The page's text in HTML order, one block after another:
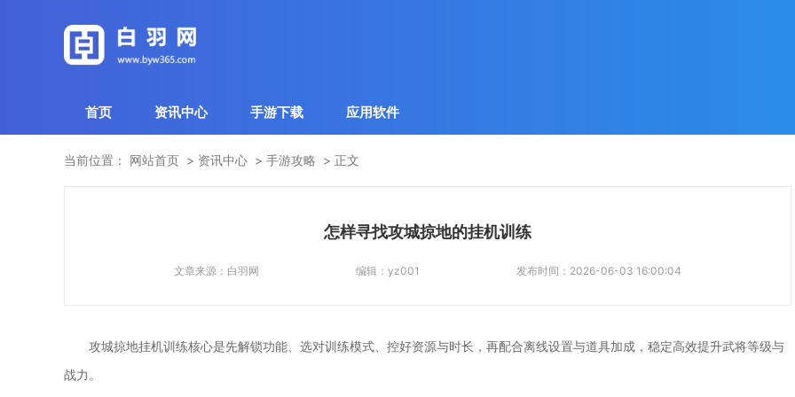
首页 资讯中心 手游下载 应用软件
当前位置： 网站首页 资讯中心 手游攻略 正文
怎样寻找攻城掠地的挂机训练
文章来源： 白羽网 编辑： yz001 发布时间： 2026-06-03 16:00:04
攻城掠地挂机训练核心是先解锁功能、选对训练模式、控好资源与时长，再配合离线设置与道具加成，稳定高效提升武将等级与
战力。